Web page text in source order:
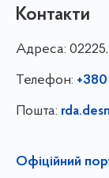
Контакти
Адреса:
Телефон:
Пошта:
Офіційний